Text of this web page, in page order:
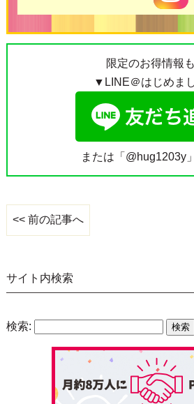
限定のお得情報も
▼LINE＠はじめま
または「@hug1203y
<< 前の記事へ
サイト内検索
検索: